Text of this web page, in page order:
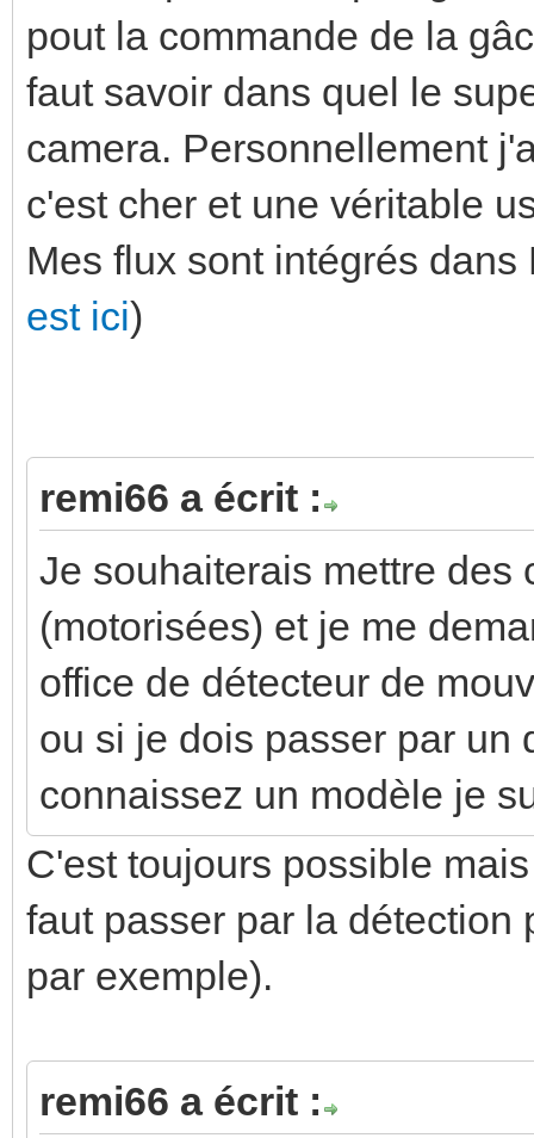
pout la commande de la
faut savoir dans quel le
camera. Personnellement
c'est cher et une véritable
Mes flux sont intégrés
est ici)
remi66 a écrit :
Je souhaiterais mettre des
(motorisées) et je me
office de détecteur de
ou si je dois passer par un
connaissez un modèle je
C'est toujours possible
faut passer par la détection
par exemple).
remi66 a écrit :